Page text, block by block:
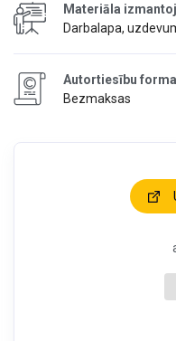
Materiāla
Darbalapa,
Autortiesību forma
Bezmaksas